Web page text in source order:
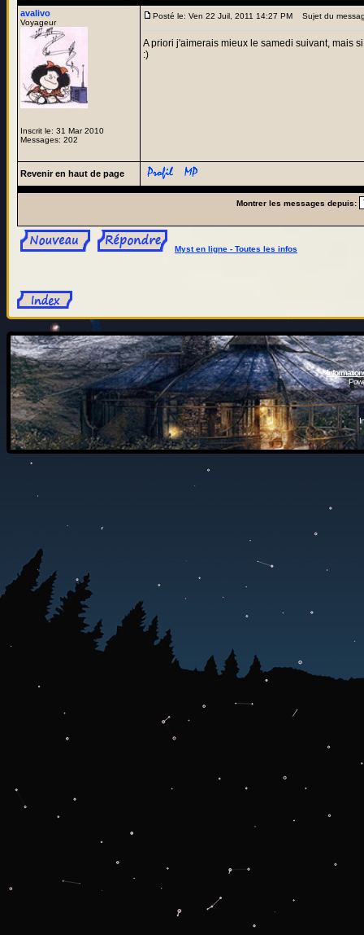
avalivo
Voyageur
Inscrit le: 31 Mar 2010
Messages: 202
Posté le: Ven 22 Juil, 2011 14:27 PM Sujet du
A priori j'aimerais mieux le samedi suivant, mais
:)
Revenir en haut de page
Montrer les messages depuis:
Myst en ligne - Toutes les infos